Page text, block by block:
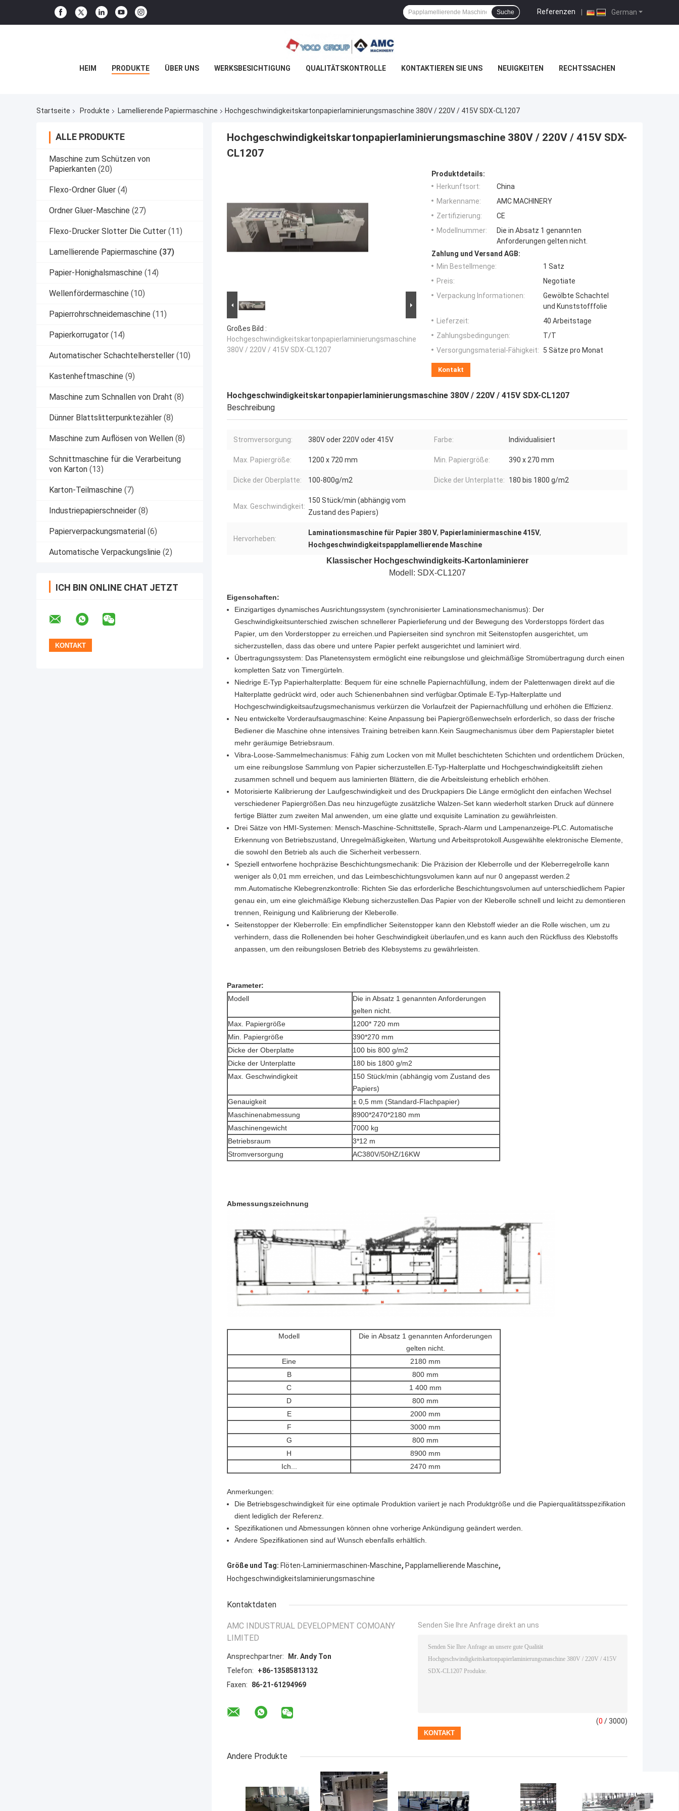
German
Referenzen |
Suche
HEIM PRODUKTE ÜBER UNS WERKSBESICHTIGUNG QUALITÄTSKONTROLLE KONTAKTIEREN SIE UNS NEUIGKEITEN RECHTSSACHEN
Startseite Produkte Lamellierende Papiermaschine Hochgeschwindigkeitskartonpapierlaminierungsmaschine 380V / 220V / 415V SDX-CL1207
ALLE PRODUKTE
Maschine zum Schützen von
Papierkanten (20)
Flexo-Ordner Gluer (4)
Ordner Gluer-Maschine (27)
Flexo-Drucker Slotter Die Cutter (11)
Lamellierende Papiermaschine (37)
Papier-Honighalsmaschine (14)
Wellenfördermaschine (10)
Papierrohrschneidemaschine (11)
Papierkorrugator (14)
Automatischer Schachtelhersteller (10)
Kastenheftmaschine (9)
Maschine zum Schnallen von Draht (8)
Dünner Blattslitterpunktezähler (8)
Maschine zum Auflösen von Wellen (8)
Schnittmaschine für die Verarbeitung
von Karton (13)
Karton-Teilmaschine (7)
Industriepapierschneider (8)
Papierverpackungsmaterial (6)
Automatische Verpackungslinie (2)
ICH BIN ONLINE CHAT JETZT
Hochgeschwindigkeitskartonpapierlaminierungsmaschine 380V / 220V / 415V SDX-
CL1207
Großes Bild :
Hochgeschwindigkeitskartonpapierlaminierungsmaschine
380V / 220V / 415V SDX-CL1207
Produktdetails:
Herkunftsort:
China
Markenname:
AMC MACHINERY
Zertifizierung:
CE
Modellnummer:
Die in Absatz 1 genannten
Anforderungen gelten nicht.
Zahlung und Versand AGB:
Min Bestellmenge:
1 Satz
Preis:
Negotiate
Verpackung Informationen:
Gewölbte Schachtel
und Kunststofffolie
Lieferzeit:
40 Arbeitstage
Zahlungsbedingungen:
T/T
Versorgungsmaterial-Fähigkeit:
5 Sätze pro Monat
Kontakt
Hochgeschwindigkeitskartonpapierlaminierungsmaschine 380V / 220V / 415V SDX-CL1207
Beschreibung
Stromversorgung: 380V oder 220V oder 415V Farbe: Individualisiert
Max. Papiergröße: 1200 x 720 mm Min. Papiergröße: 390 x 270 mm
Dicke der Oberplatte: 100-800g/m2 Dicke der Unterplatte: 180 bis 1800 g/m2
Max. Geschwindigkeit:
150 Stück/min (abhängig vom
Zustand des Papiers)
Hervorheben:
Laminationsmaschine für Papier 380 V, Papierlaminiermaschine 415V,
Hochgeschwindigkeitspapplamellierende Maschine
Klassischer Hochgeschwindigkeits-Kartonlaminierer
Modell: SDX-CL1207
Eigenschaften:
Einzigartiges dynamisches Ausrichtungssystem (synchronisierter Laminationsmechanismus): Der
Geschwindigkeitsunterschied zwischen schnellerer Papierlieferung und der Bewegung des Vorderstopps fördert das
Papier, um den Vorderstopper zu erreichen.und Papierseiten sind synchron mit Seitenstopfen ausgerichtet, um
sicherzustellen, dass das obere und untere Papier perfekt ausgerichtet und laminiert wird.
Übertragungssystem: Das Planetensystem ermöglicht eine reibungslose und gleichmäßige Stromübertragung durch einen
kompletten Satz von Timergürteln.
Niedrige E-Typ Papierhalterplatte: Bequem für eine schnelle Papiernachfüllung, indem der Palettenwagen direkt auf die
Halterplatte gedrückt wird, oder auch Schienenbahnen sind verfügbar.Optimale E-Typ-Halterplatte und
Hochgeschwindigkeitsaufzugsmechanismus verkürzen die Vorlaufzeit der Papiernachfüllung und erhöhen die Effizienz.
Neu entwickelte Vorderaufsaugmaschine: Keine Anpassung bei Papiergrößenwechseln erforderlich, so dass der frische
Bediener die Maschine ohne intensives Training betreiben kann.Kein Saugmechanismus über dem Papierstapler bietet
mehr geräumige Betriebsraum.
Vibra-Loose-Sammelmechanismus: Fähig zum Locken von mit Mullet beschichteten Schichten und ordentlichem Drücken,
um eine reibungslose Sammlung von Papier sicherzustellen.E-Typ-Halterplatte und Hochgeschwindigkeitslift ziehen
zusammen schnell und bequem aus laminierten Blättern, die die Arbeitsleistung erheblich erhöhen.
Motorisierte Kalibrierung der Laufgeschwindigkeit und des Druckpapiers Die Länge ermöglicht den einfachen Wechsel
verschiedener Papiergrößen.Das neu hinzugefügte zusätzliche Walzen-Set kann wiederholt starken Druck auf dünnere
fertige Blätter zum zweiten Mal anwenden, um eine glatte und exquisite Lamination zu gewährleisten.
Drei Sätze von HMI-Systemen: Mensch-Maschine-Schnittstelle, Sprach-Alarm und Lampenanzeige-PLC. Automatische
Erkennung von Betriebszustand, Unregelmäßigkeiten, Wartung und Arbeitsprotokoll.Ausgewählte elektronische Elemente,
die sowohl den Betrieb als auch die Sicherheit verbessern.
Speziell entworfene hochpräzise Beschichtungsmechanik: Die Präzision der Kleberrolle und der Kleberregelrolle kann
weniger als 0,01 mm erreichen, und das Leimbeschichtungsvolumen kann auf nur 0 angepasst werden.2
mm.Automatische Klebegrenzkontrolle: Richten Sie das erforderliche Beschichtungsvolumen auf unterschiedlichem Papier
genau ein, um eine gleichmäßige Klebung sicherzustellen.Das Papier von der Kleberolle schnell und leicht zu demontieren
trennen, Reinigung und Kalibrierung der Kleberolle.
Seitenstopper der Kleberrolle: Ein empfindlicher Seitenstopper kann den Klebstoff wieder an die Rolle wischen, um zu
verhindern, dass die Rollenenden bei hoher Geschwindigkeit überlaufen,und es kann auch den Rückfluss des Klebstoffs
anpassen, um den reibungslosen Betrieb des Klebsystems zu gewährleisten.
Parameter:
Modell
Die in Absatz 1 genannten Anforderungen
gelten nicht.
Max. Papiergröße
1200* 720 mm
Min. Papiergröße
390*270 mm
Dicke der Oberplatte
100 bis 800 g/m2
Dicke der Unterplatte
180 bis 1800 g/m2
Max. Geschwindigkeit
150 Stück/min (abhängig vom Zustand des
Papiers)
Genauigkeit
± 0,5 mm (Standard-Flachpapier)
Maschinenabmessung
8900*2470*2180 mm
Maschinengewicht
7000 kg
Betriebsraum
3*12 m
Stromversorgung
AC380V/50HZ/16KW
Abmessungszeichnung
Modell
Die in Absatz 1 genannten Anforderungen
gelten nicht.
Eine
2180 mm
B
800 mm
C
1 400 mm
D
800 mm
E
2000 mm
F
3000 mm
G
800 mm
H
8900 mm
Ich...
2470 mm
Anmerkungen:
Die Betriebsgeschwindigkeit für eine optimale Produktion variiert je nach Produktgröße und die Papierqualitätsspezifikation
dient lediglich der Referenz.
Spezifikationen und Abmessungen können ohne vorherige Ankündigung geändert werden.
Andere Spezifikationen sind auf Wunsch ebenfalls erhältlich.
Größe und Tag: Flöten-Laminiermaschinen-Maschine, Papplamellierende Maschine,
Hochgeschwindigkeitslaminierungsmaschine
Kontaktdaten
AMC INDUSTRUAL DEVELOPMENT COMOANY
LIMITED
Ansprechpartner:
Mr. Andy Ton
Telefon:
+86-13585813132
Faxen:
86-21-61294969
Senden Sie Ihre Anfrage direkt an uns
(0 / 3000)
Andere Produkte